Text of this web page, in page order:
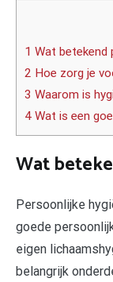
1 Wat betekend
2 Hoe zorg je
3 Waarom is
4 Wat is een
Wat
Persoonlijke
goede
eigen
belangrijk